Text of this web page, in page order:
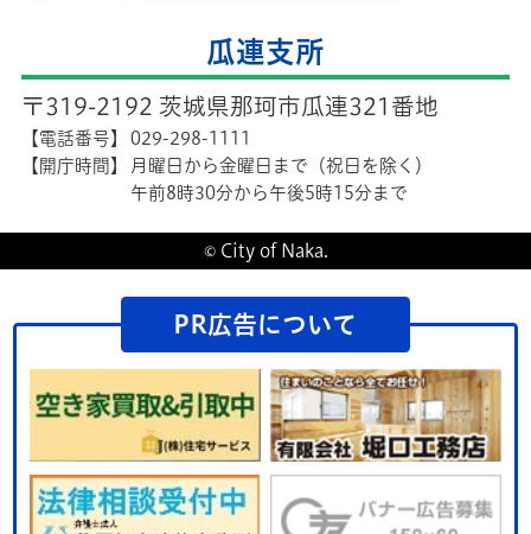
瓜連支所
〒319-2192 茨城県那珂市瓜連321番地
【電話番号】
029-298-1111
【開庁時間】
月曜日から金曜日まで（祝日を除く）
午前8時30分から午後5時15分まで
© City of Naka.
PR広告について